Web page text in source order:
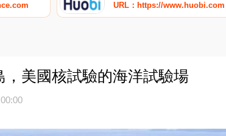
URL：https://www.huobi.com
，美國核試驗的海洋試驗場